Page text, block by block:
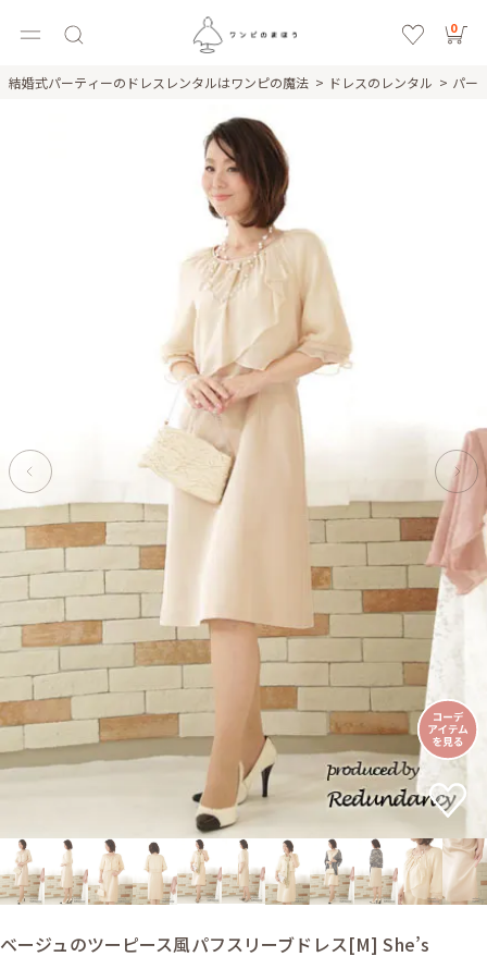
0
結婚式パーティーのドレスレンタルはワンピの魔法 ドレスのレンタル パー
ベージュのツーピース風パフスリーブドレス[M] She’s